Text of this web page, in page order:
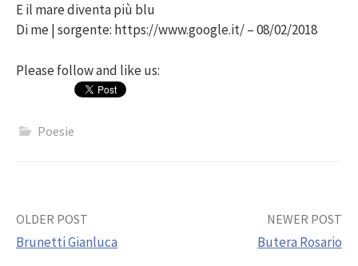
E il mare diventa più blu
Di me | sorgente: https://www.google.it/ – 08/02/2018
Please follow and like us:
Poesie
Post
OLDER POST
Brunetti Gianluca
NEWER POST
Butera Rosario